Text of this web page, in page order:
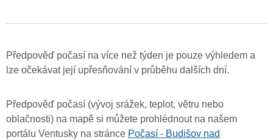
Předpověď počasí na více než týden je pouze výhledem a
lze očekávat její upřesňování v průběhu dalších dní.
Předpověď počasí (vývoj srážek, teplot, větru nebo
oblačnosti) na mapě si můžete prohlédnout na našem
portálu Ventusky na stránce Počasí - Budišov nad